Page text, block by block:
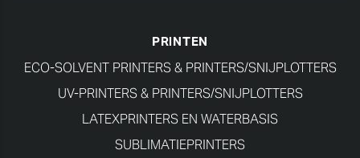
PRINTEN
ECO-SOLVENT PRINTERS & PRINTERS/SNIJPLOTTERS
UV-PRINTERS & PRINTERS/SNIJPLOTTERS
LATEXPRINTERS EN WATERBASIS
SUBLIMATIEPRINTERS